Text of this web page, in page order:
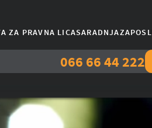
ZA PRAVNA LICASARADNJA
066 66 44 222